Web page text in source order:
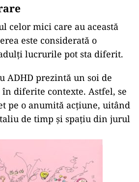
celor mici care au această
este considerată o
lucrurile pot sta diferit.
ADHD prezintă un soi de
diferite contexte. Astfel, se
pe o anumită acțiune, uitând
de timp și spațiu din jurul